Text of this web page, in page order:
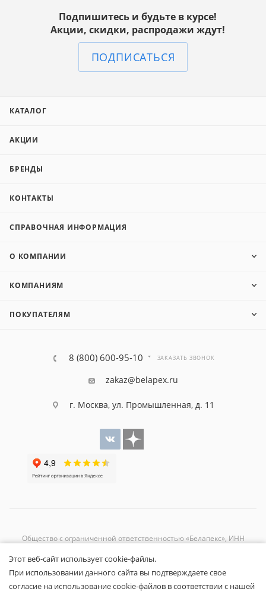
Подпишитесь и будьте в курсе!
Акции, скидки, распродажи ждут!
ПОДПИСАТЬСЯ
КАТАЛОГ
АКЦИИ
БРЕНДЫ
КОНТАКТЫ
СПРАВОЧНАЯ ИНФОРМАЦИЯ
О КОМПАНИИ
КОМПАНИЯМ
ПОКУПАТЕЛЯМ
8 (800) 600-95-10 ЗАКАЗАТЬ ЗВОНОК
zakaz@belapex.ru
г. Москва, ул. Промышленная, д. 11
Общество с ограниченной ответственностью «Белапекс», ИНН
Обращаем ваше внимание, что вся представленная на сайте
информация носит исключительно информационный характер и не
является публичной офертой.
Этот веб-сайт использует cookie-файлы.
При использовании данного сайта вы подтверждаете свое
согласие на использование cookie-файлов в соответствии с нашей